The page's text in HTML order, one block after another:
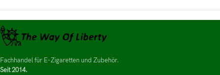
Fachhandel für E-Zigaretten und Zubehör.
Seit 2014.